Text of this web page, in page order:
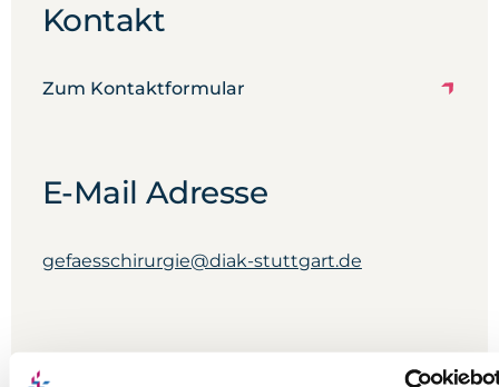
Kontakt
Zum Kontaktformular
E-Mail Adresse
gefaesschirurgie@diak-stuttgart.de